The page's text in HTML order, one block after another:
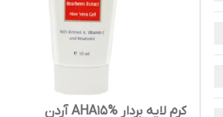
کرم لایه بردار AHA15% آردن